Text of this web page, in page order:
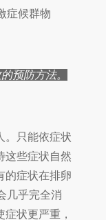
症候群物
预防方法。
。只能依症状
这些症状自然
的症状在排卵
几乎完全消
状更严重，